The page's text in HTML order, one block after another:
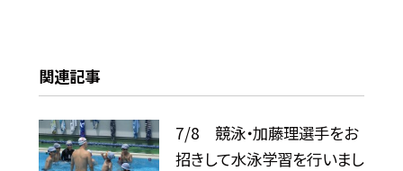
関連記事
7/8 競泳・加藤理選手をお
招きして水泳学習を行いまし